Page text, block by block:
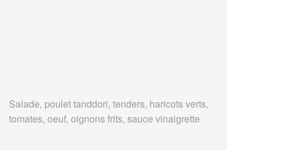
Salade, poulet tanddori, tenders, haricots verts,
tomates, oeuf, oignons frits, sauce vinaigrette